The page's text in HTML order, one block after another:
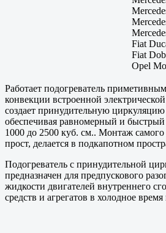
Fiat
Fiat
Opel
Работает подогреватель
конвекции встроенной
создает принудительную
обеспечивая равномерный и быстрый
1000 до 2500 куб. см.. Монтаж самого
прост, делается в подкапотном
Подогреватель с принудительной
предназначен для предпускового
жидкости двигателей внутреннего
средств и агрегатов в холодное время